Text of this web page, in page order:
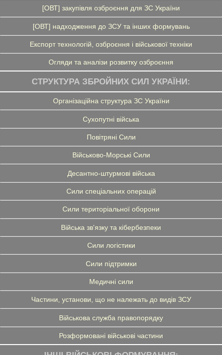
[ОВТ] закупівля озброєння для ЗС України
[ОВТ] надходження до ЗСУ та інших формувань
Експорт технологій, озброєння і військової техніки
Огляди та аналізи розвитку озброєння
СТРУКТУРА ЗБРОЙНИХ СИЛ УКРАЇНИ:
Організаційна структура ЗС України
Сухопутні війська
Повітряні Сили
Військово-Морські Сили
Десантно-штурмові війська
Сили спеціальних операцій
Сили територіальної оборони
Війська зв'язку та кібербезпеки
Сили логістики
Сили підтримки
Медичні сили
Частини, установи, що не належать до видів ЗСУ
Військова служба правопорядку
Розформовані військові частини